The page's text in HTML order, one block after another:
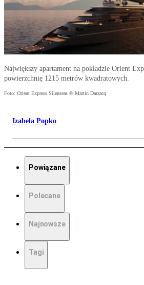
Największy apartament na pokładzie Orient
powierzchnię 1215 metrów kwadratowych.
Foto: Orient Express Silenseas © Martin Darzacq
Izabela Popko
Powiązane
Polecane
Najnowsze
Tagi